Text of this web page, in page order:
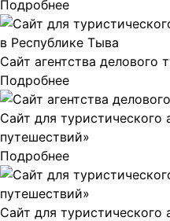
Подробнее
Сайт агентства делового
Подробнее
Сайт для туристического
путешествий»
Подробнее
Сайт для туристического